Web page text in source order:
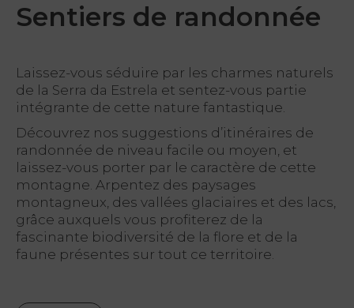
Sentiers de randonnée
Laissez-vous séduire par les charmes naturels
de la Serra da Estrela et sentez-vous partie
intégrante de cette nature fantastique.
Découvrez nos suggestions d’itinéraires de
randonnée de niveau facile ou moyen, et
laissez-vous porter par le caractère de cette
montagne. Arpentez des paysages
montagneux, des vallées glaciaires et des lacs,
grâce auxquels vous profiterez de la
fascinante biodiversité de la flore et de la
faune présentes sur tout ce territoire.